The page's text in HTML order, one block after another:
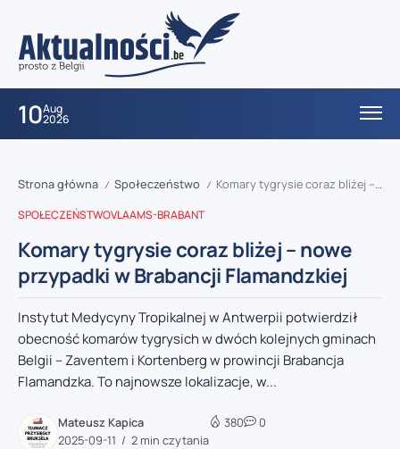
10Aug
2026
Strona główna / Społeczeństwo / Komary tygrysie coraz bliżej – nowe przypadki w Brabancji Flamandzkiej
SPOŁECZEŃSTWOVLAAMS-BRABANT
Komary tygrysie coraz bliżej – nowe
przypadki w Brabancji Flamandzkiej
Instytut Medycyny Tropikalnej w Antwerpii potwierdził
obecność komarów tygrysich w dwóch kolejnych gminach
Belgii – Zaventem i Kortenberg w prowincji Brabancja
Flamandzka. To najnowsze lokalizacje, w...
Mateusz Kapica
2025-09-11
2 min czytania
380 0